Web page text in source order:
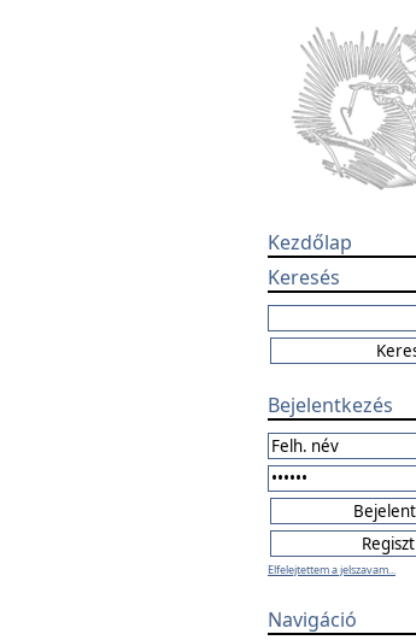
Kezdőlap
Keresés
Bejelentkezés
Elfelejtettem a jelszavam...
Navigáció